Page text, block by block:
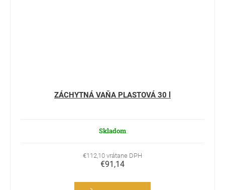
ZÁCHYTNÁ VAŇA PLASTOVÁ 30 l
Skladom
€112,10 vrátane DPH
€91,14